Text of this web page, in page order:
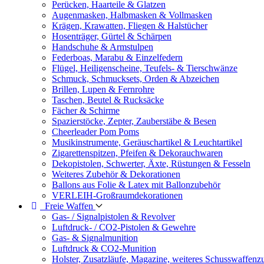
Perücken, Haarteile & Glatzen
Augenmasken, Halbmasken & Vollmasken
Krägen, Krawatten, Fliegen & Halstücher
Hosenträger, Gürtel & Schärpen
Handschuhe & Armstulpen
Federboas, Marabu & Einzelfedern
Flügel, Heiligenscheine, Teufels- & Tierschwänze
Schmuck, Schmucksets, Orden & Abzeichen
Brillen, Lupen & Fernrohre
Taschen, Beutel & Rucksäcke
Fächer & Schirme
Spazierstöcke, Zepter, Zauberstäbe & Besen
Cheerleader Pom Poms
Musikinstrumente, Geräuschartikel & Leuchtartikel
Zigarettenspitzen, Pfeifen & Dekorauchwaren
Dekopistolen, Schwerter, Äxte, Rüstungen & Fesseln
Weiteres Zubehör & Dekorationen
Ballons aus Folie & Latex mit Ballonzubehör
VERLEIH-Großraumdekorationen
Freie Waffen
Gas- / Signalpistolen & Revolver
Luftdruck- / CO2-Pistolen & Gewehre
Gas- & Signalmunition
Luftdruck & CO2-Munition
Holster, Zusatzläufe, Magazine, weiteres